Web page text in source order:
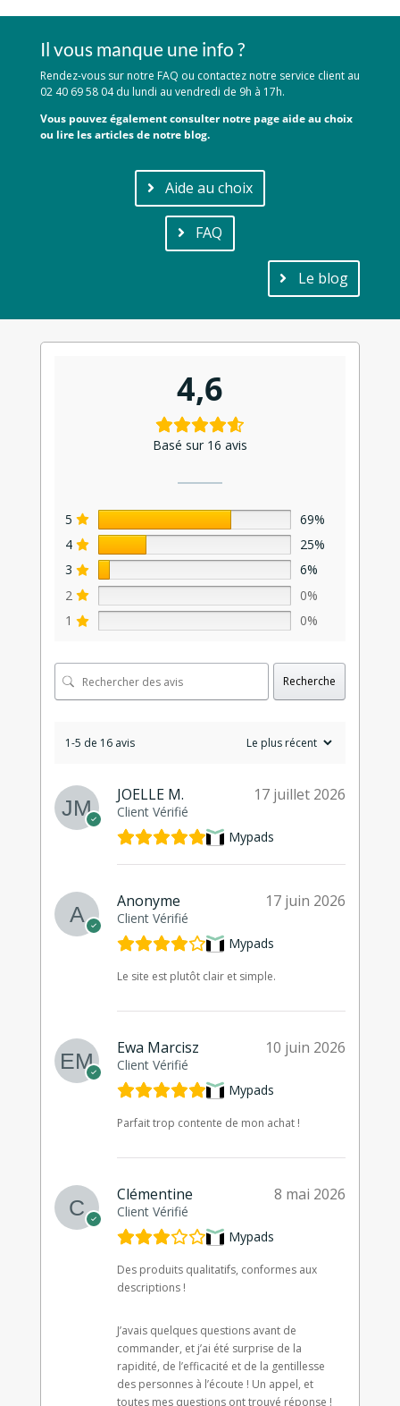
Il vous manque une info ?
Rendez-vous sur notre FAQ ou contactez notre service client au
02 40 69 58 04 du lundi au vendredi de 9h à 17h.
Vous pouvez également consulter notre page aide au choix
ou lire les articles de notre blog.
Aide au choix
FAQ
Le blog
4,6
Basé sur 16 avis
5
69%
4
25%
3
6%
2
0%
1
0%
Recherche
1-5 de 16 avis
JOELLE M.
Client Vérifié
17 juillet 2026
Mypads
Anonyme
Client Vérifié
17 juin 2026
Mypads
Le site est plutôt clair et simple.
Ewa Marcisz
Client Vérifié
10 juin 2026
Mypads
Parfait trop contente de mon achat !
Clémentine
Client Vérifié
8 mai 2026
Mypads
Des produits qualitatifs, conformes aux
descriptions !
J’avais quelques questions avant de
commander, et j’ai été surprise de la
rapidité, de l’efficacité et de la gentillesse
des personnes à l’écoute ! Un appel, et
toutes mes questions ont trouvé réponse !